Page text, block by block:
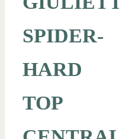
SPIDER-
HARD
TOP